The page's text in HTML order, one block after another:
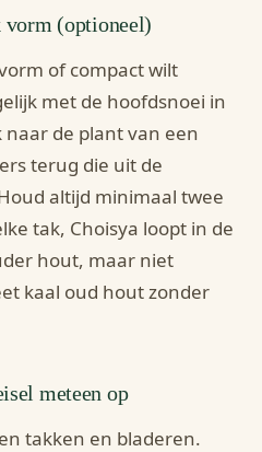
(optioneel)
of compact wilt
met de hoofdsnoei in
de plant van een
terug die uit de
altijd minimaal twee
tak, Choisya loopt in de
hout, maar niet
kaal oud hout zonder
meteen op
takken en bladeren.